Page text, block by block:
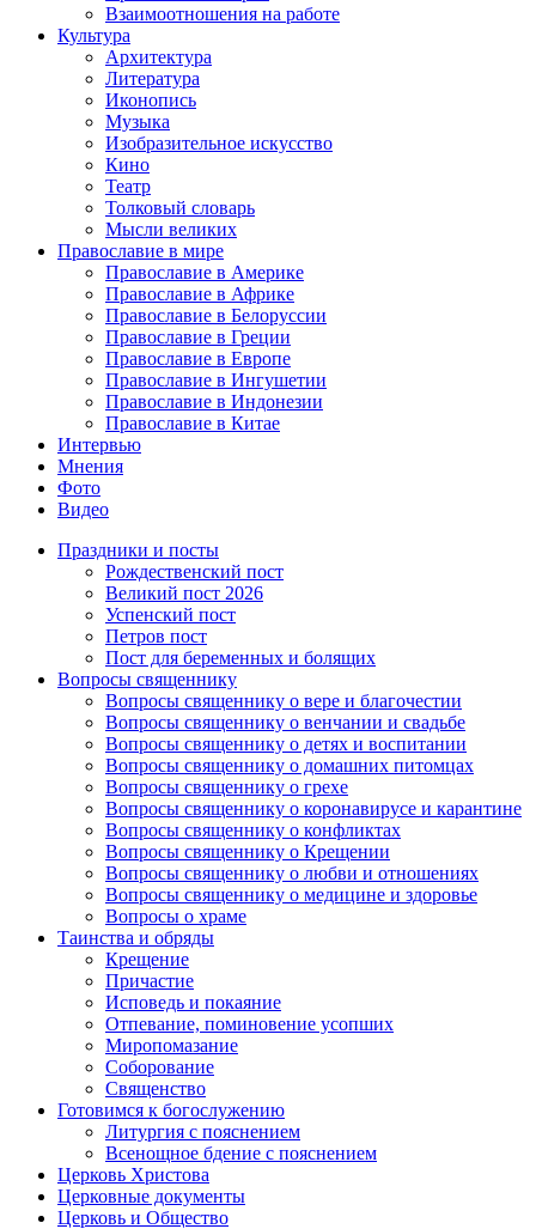
Взаимоотношения на работе
Культура
Архитектура
Литература
Иконопись
Музыка
Изобразительное искусство
Кино
Театр
Толковый словарь
Мысли великих
Православие в мире
Православие в Америке
Православие в Африке
Православие в Белоруссии
Православие в Греции
Православие в Европе
Православие в Ингушетии
Православие в Индонезии
Православие в Китае
Интервью
Мнения
Фото
Видео
Праздники и посты
Рождественский пост
Великий пост 2026
Успенский пост
Петров пост
Пост для беременных и болящих
Вопросы священнику
Вопросы священнику о вере и благочестии
Вопросы священнику о венчании и свадьбе
Вопросы священнику о детях и воспитании
Вопросы священнику о домашних питомцах
Вопросы священнику о грехе
Вопросы священнику о коронавирусе и карантине
Вопросы священнику о конфликтах
Вопросы священнику о Крещении
Вопросы священнику о любви и отношениях
Вопросы священнику о медицине и здоровье
Вопросы о храме
Таинства и обряды
Крещение
Причастие
Исповедь и покаяние
Отпевание, поминовение усопших
Миропомазание
Соборование
Священство
Готовимся к богослужению
Литургия с пояснением
Всенощное бдение с пояснением
Церковь Христова
Церковные документы
Церковь и Общество